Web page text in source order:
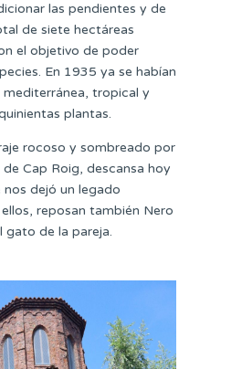
las pendientes y de
de siete hectáreas
el objetivo de poder
En 1935 ya se habían
tropical y
plantas.
rocoso y sombreado por
Cap Roig, descansa hoy
dejó un legado
reposan también Nero
gato de la pareja.